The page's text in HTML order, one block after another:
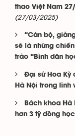
thao Việt Nam
(27/03/2025)
“Cán bộ,
sẽ là những
trào “Bình dân
Đại sứ Hoa Kỳ
Hà Nội trong lĩnh
Bách khoa
hơn 3 tỷ đồng